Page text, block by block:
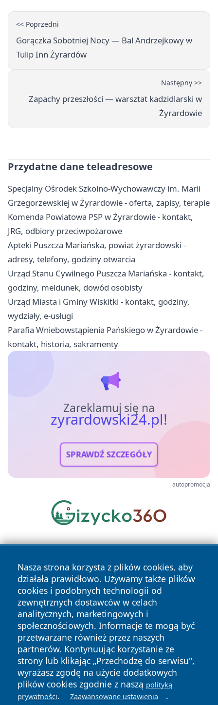
<< Poprzedni
Gorączka Sobotniej Nocy — Bal Andrzejkowy w
Tulip Inn Żyrardów
Następny >>
Zapachy przeszłości — warsztat kadzidlarski w
Żyrardowie
Przydatne dane teleadresowe
Specjalny Ośrodek Szkolno-Wychowawczy im. Marii
Grzegorzewskiej w Żyrardowie - oferta, zapisy, terapie
Komenda Powiatowa PSP w Żyrardowie - kontakt,
JRG, odbiory przeciwpożarowe
Apteki Puszcza Mariańska, powiat żyrardowski -
adresy, telefony, godziny otwarcia
Urząd Stanu Cywilnego Puszcza Mariańska - kontakt,
godziny, meldunek, dowód osobisty
Urząd Miasta i Gminy Wiskitki - kontakt, godziny,
wydziały, e-usługi
Parafia Wniebowstąpienia Pańskiego w Żyrardowie -
kontakt, historia, sakramenty
Zareklamuj się na
zyrardowski24.pl!
SPRAWDŹ SZCZEGÓŁY
autopromocja
Nasza strona korzysta z plików cookies, aby
działała prawidłowo. Używamy także plików
cookies i podobnych technologii od
zewnętrznych dostawców w celach
analitycznych, marketingowych i
społecznościowych. Informacje te mogą być
przetwarzane również przez naszych
partnerów. Kontynuując korzystanie ze
strony lub klikając „Przechodzę do serwisu",
wyrażasz zgodę na użycie dodatkowych
plików cookies zgodnie z naszą polityką
prywatności. Zaawansowane ustawienia .
Copyright © 2026 zyrardowski24.pl Wszystkie prawa
zastrzeżone.
News Autorzy
Polityka
Prywatności
Polityka
Cookies